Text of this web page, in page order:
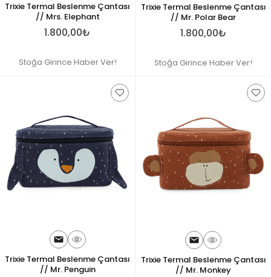
Trixie Termal Beslenme Çantası
// Mrs. Elephant
1.800,00₺
Stoğa Girince Haber Ver!
Trixie Termal Beslenme Çantası
// Mr. Polar Bear
1.800,00₺
Stoğa Girince Haber Ver!
Trixie Termal Beslenme Çantası
// Mr. Penguin
Trixie Termal Beslenme Çantası
// Mr. Monkey